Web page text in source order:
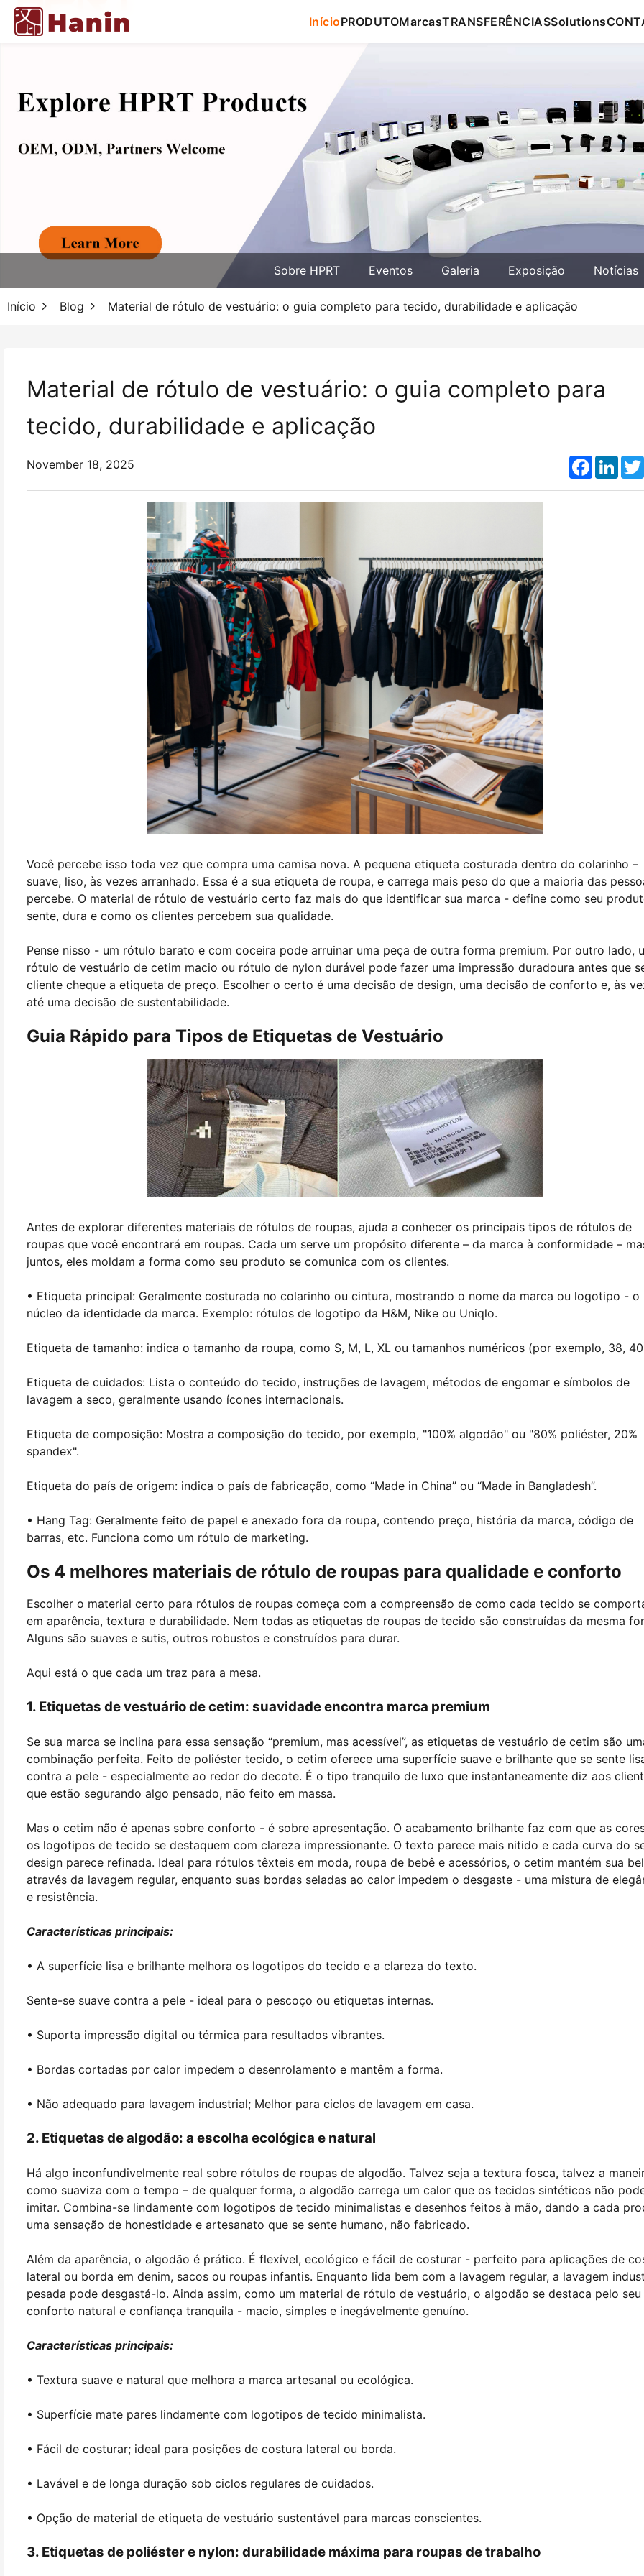
InícioPRODUTOMarcasTRANSFERÊNCIASSolutions
Sobre HPRT Eventos Galeria Exposição Notícias
Início Blog Material de rótulo de vestuário: o guia completo para tecido, durabilidade e aplicação
Material de rótulo de vestuário: o guia completo para
tecido, durabilidade e aplicação
November 18, 2025 Facebook
Você percebe isso toda vez que compra uma camisa nova. A pequena etiqueta costurada dentro do colarinho –
suave, liso, às vezes arranhado. Essa é a sua etiqueta de roupa, e carrega mais peso do que a maioria das
percebe. O material de rótulo de vestuário certo faz mais do que identificar sua marca - define como seu
sente, dura e como os clientes percebem sua qualidade.
Pense nisso - um rótulo barato e com coceira pode arruinar uma peça de outra forma premium. Por outro lado,
rótulo de vestuário de cetim macio ou rótulo de nylon durável pode fazer uma impressão duradoura antes que
cliente cheque a etiqueta de preço. Escolher o certo é uma decisão de design, uma decisão de conforto e, às
até uma decisão de sustentabilidade.
Guia Rápido para Tipos de Etiquetas de Vestuário
Antes de explorar diferentes materiais de rótulos de roupas, ajuda a conhecer os principais tipos de rótulos de
roupas que você encontrará em roupas. Cada um serve um propósito diferente – da marca à conformidade –
juntos, eles moldam a forma como seu produto se comunica com os clientes.
• Etiqueta principal: Geralmente costurada no colarinho ou cintura, mostrando o nome da marca ou logotipo - o
núcleo da identidade da marca. Exemplo: rótulos de logotipo da H&M, Nike ou Uniqlo.
Etiqueta de tamanho: indica o tamanho da roupa, como S, M, L, XL ou tamanhos numéricos (por exemplo, 38,
Etiqueta de cuidados: Lista o conteúdo do tecido, instruções de lavagem, métodos de engomar e símbolos de
lavagem a seco, geralmente usando ícones internacionais.
Etiqueta de composição: Mostra a composição do tecido, por exemplo, "100% algodão" ou "80% poliéster, 20%
spandex".
Etiqueta do país de origem: indica o país de fabricação, como “Made in China” ou “Made in Bangladesh”.
• Hang Tag: Geralmente feito de papel e anexado fora da roupa, contendo preço, história da marca, código de
barras, etc. Funciona como um rótulo de marketing.
Os 4 melhores materiais de rótulo de roupas para qualidade e conforto
Escolher o material certo para rótulos de roupas começa com a compreensão de como cada tecido se
em aparência, textura e durabilidade. Nem todas as etiquetas de roupas de tecido são construídas da mesma
Alguns são suaves e sutis, outros robustos e construídos para durar.
Aqui está o que cada um traz para a mesa.
1. Etiquetas de vestuário de cetim: suavidade encontra marca premium
Se sua marca se inclina para essa sensação “premium, mas acessível”, as etiquetas de vestuário de cetim são
combinação perfeita. Feito de poliéster tecido, o cetim oferece uma superfície suave e brilhante que se sente
contra a pele - especialmente ao redor do decote. É o tipo tranquilo de luxo que instantaneamente diz aos
que estão segurando algo pensado, não feito em massa.
Mas o cetim não é apenas sobre conforto - é sobre apresentação. O acabamento brilhante faz com que as
os logotipos de tecido se destaquem com clareza impressionante. O texto parece mais nitido e cada curva do
design parece refinada. Ideal para rótulos têxteis em moda, roupa de bebê e acessórios, o cetim mantém sua
através da lavagem regular, enquanto suas bordas seladas ao calor impedem o desgaste - uma mistura de
e resistência.
Características principais:
• A superfície lisa e brilhante melhora os logotipos do tecido e a clareza do texto.
Sente-se suave contra a pele - ideal para o pescoço ou etiquetas internas.
• Suporta impressão digital ou térmica para resultados vibrantes.
• Bordas cortadas por calor impedem o desenrolamento e mantêm a forma.
• Não adequado para lavagem industrial; Melhor para ciclos de lavagem em casa.
2. Etiquetas de algodão: a escolha ecológica e natural
Há algo inconfundivelmente real sobre rótulos de roupas de algodão. Talvez seja a textura fosca, talvez a
como suaviza com o tempo – de qualquer forma, o algodão carrega um calor que os tecidos sintéticos não
imitar. Combina-se lindamente com logotipos de tecido minimalistas e desenhos feitos à mão, dando a cada
uma sensação de honestidade e artesanato que se sente humano, não fabricado.
Além da aparência, o algodão é prático. É flexível, ecológico e fácil de costurar - perfeito para aplicações de
lateral ou borda em denim, sacos ou roupas infantis. Enquanto lida bem com a lavagem regular, a lavagem
pesada pode desgastá-lo. Ainda assim, como um material de rótulo de vestuário, o algodão se destaca pelo seu
conforto natural e confiança tranquila - macio, simples e inegávelmente genuíno.
Características principais:
• Textura suave e natural que melhora a marca artesanal ou ecológica.
• Superfície mate pares lindamente com logotipos de tecido minimalista.
• Fácil de costurar; ideal para posições de costura lateral ou borda.
• Lavável e de longa duração sob ciclos regulares de cuidados.
• Opção de material de etiqueta de vestuário sustentável para marcas conscientes.
3. Etiquetas de poliéster e nylon: durabilidade máxima para roupas de trabalho